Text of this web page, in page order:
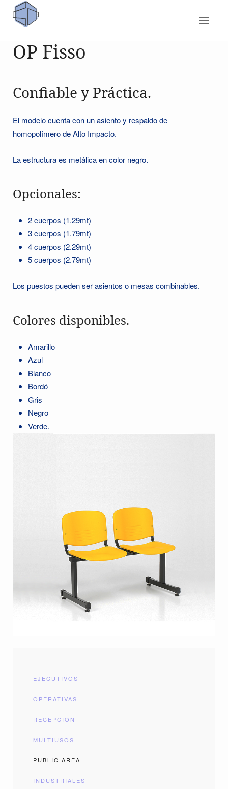
OP Fisso
Confiable y Práctica.
El modelo cuenta con un asiento y respaldo de
homopolímero de Alto Impacto.
La estructura es metálica en color negro.
Opcionales:
2 cuerpos (1.29mt)
3 cuerpos (1.79mt)
4 cuerpos (2.29mt)
5 cuerpos (2.79mt)
Los puestos pueden ser asientos o mesas combinables.
Colores disponibles.
Amarillo
Azul
Blanco
Bordó
Gris
Negro
Verde.
EJECUTIVOS
OPERATIVAS
RECEPCION
MULTIUSOS
PUBLIC AREA
INDUSTRIALES